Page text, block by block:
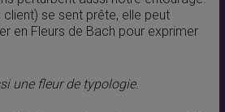
client) se sent prête, elle peut
en Fleurs de Bach pour exprimer
une fleur de typologie.